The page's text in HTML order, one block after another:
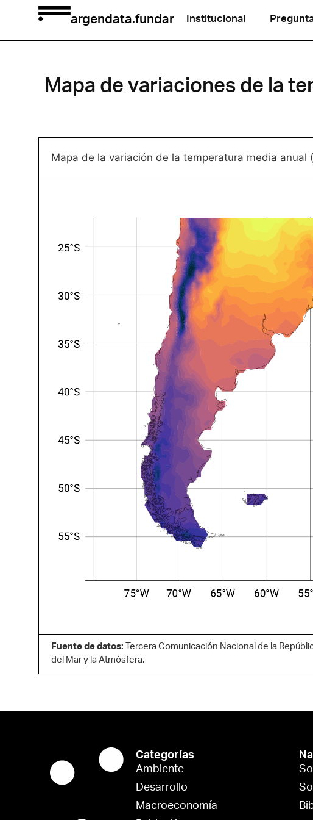
argendata.fundar Institucional
Mapa de variaciones de la
Mapa de la variación de la temperatura media anual
Fuente de datos: Tercera Comunicación Nacional de la
del Mar y la Atmósfera.
Categorías
Ambiente
Desarrollo
Macroeconomía